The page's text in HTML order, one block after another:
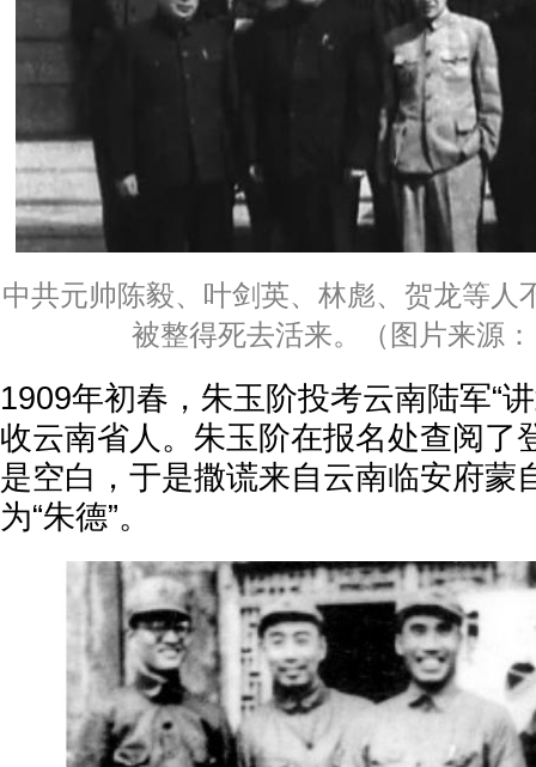
中共元帅陈毅、叶剑英、林彪、贺龙等人
被整得死去活来。（图片来源
1909年初春，朱玉阶投考云南陆军“
收云南省人。朱玉阶在报名处查阅了
是空白，于是撒谎来自云南临安府蒙
为“朱德”。